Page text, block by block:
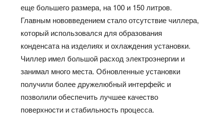
еще большего размера, на 100 и 150 литров.
Главным нововведением стало отсутствие чиллера,
который использовался для образования
конденсата на изделиях и охлаждения установки.
Чиллер имел большой расход электроэнергии и
занимал много места. Обновленные установки
получили более дружелюбный интерфейс и
позволили обеспечить лучшее качество
поверхности и стабильность процесса.